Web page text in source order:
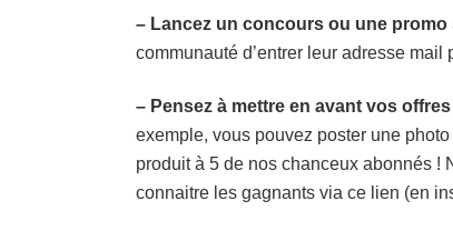
– Lancez un concours ou une
communauté d’entrer leur adresse mail
– Pensez à mettre en avant vos
exemple, vous pouvez poster une
produit à 5 de nos chanceux abonnés !
connaitre les gagnants via ce lien (en